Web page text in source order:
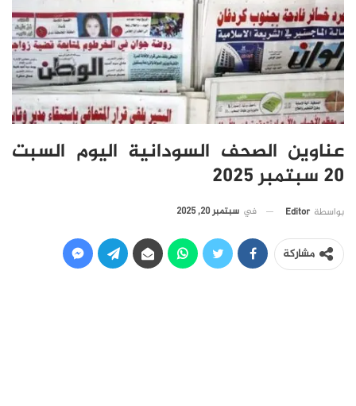
عناوين الصحف السودانية اليوم السبت
20 سبتمبر 2025
بواسطة Editor في سبتمبر 20, 2025
مشاركة